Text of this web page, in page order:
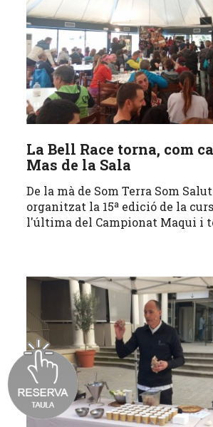
La Bell Race torna, com
Mas de la Sala
De la mà de Som Terra Som
organitzat la 15ª edició de la
l'última del Campionat Maqui i